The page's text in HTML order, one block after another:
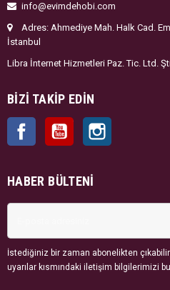
info@evimdehobi.com
Adres: Ahmediye Mah. Halk Cad.
İstanbul
Libra İnternet Hizmetleri Paz. Tic. Ltd.
BIZI TAKIP EDIN
Facebook YouTube
HABER BÜLTENI
İstediğiniz bir zaman abonelikten
uyarılar kısmındaki iletişim bilgilerimizi